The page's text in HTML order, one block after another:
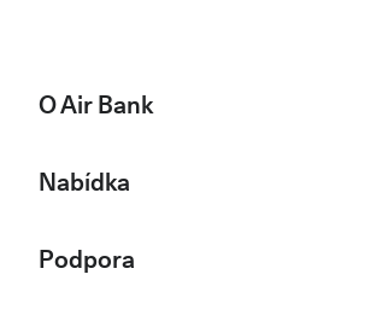
O Air Bank
O nás
Nabídka
Podpora